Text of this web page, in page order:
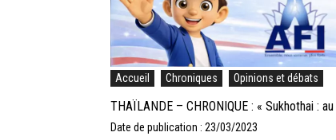
Accueil Chroniques Opinions et débats
THAÏLANDE – CHRONIQUE : « Sukhothai :
Date de publication : 23/03/2023